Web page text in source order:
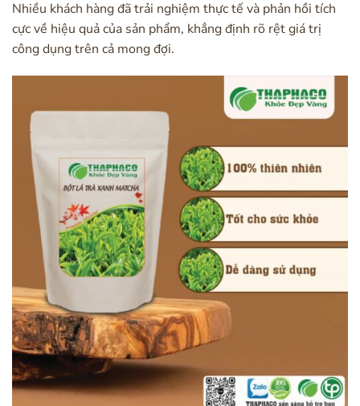
Nhiều khách hàng đã trải nghiệm thực tế và phản hồi tích
cực về hiệu quả của sản phẩm, khẳng định rõ rệt giá trị
công dụng trên cả mong đợi.